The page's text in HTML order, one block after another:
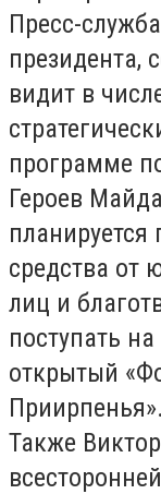
Пресс-
президента,
видит в
программе
Героев
средства от
лиц и
поступать
открытый
Приирпенья».
Также